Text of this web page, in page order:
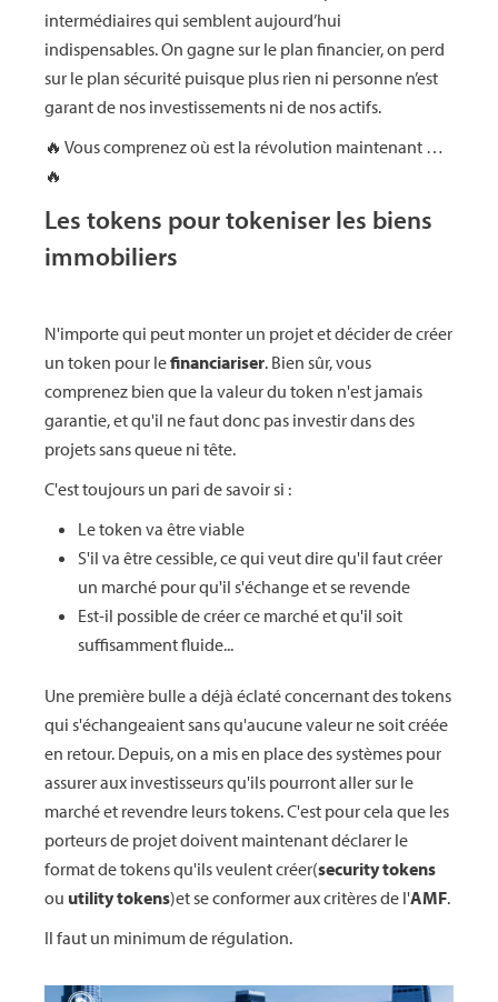
intermédiaires qui semblent aujourd’hui
indispensables. On gagne sur le plan financier, on perd
sur le plan sécurité puisque plus rien ni personne n’est
garant de nos investissements ni de nos actifs.
🔥 Vous comprenez où est la révolution maintenant …
🔥
Les tokens pour tokeniser les biens
immobiliers
N'importe qui peut monter un projet et décider de créer
un token pour lefinanciariser. Bien sûr, vous
comprenez bien que la valeur du token n'est jamais
garantie, et qu'il ne faut donc pas investir dans des
projets sans queue ni tête.
C'est toujours un pari de savoir si :
Le token va être viable
S'il va être cessible, ce qui veut dire qu'il faut créer
un marché pour qu'il s'échange et se revende
Est-il possible de créer ce marché et qu'il soit
suffisamment fluide...
Une première bulle a déjà éclaté concernant des tokens
qui s'échangeaient sans qu'aucune valeur ne soit créée
en retour. Depuis, on a mis en place des systèmes pour
assurer aux investisseurs qu'ils pourront aller sur le
marché et revendre leurs tokens. C'est pour cela que les
porteurs de projet doivent maintenant déclarer le
format de tokens qu'ils veulent créer(security tokens
ou utility tokens)et se conformer aux critères de l'AMF.
Il faut un minimum de régulation.